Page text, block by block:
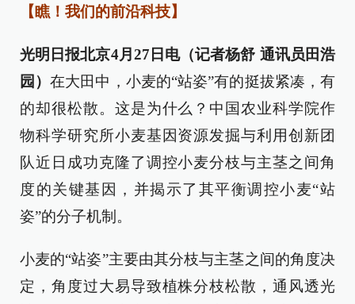
【瞧！我们的前沿科技】
光明日报北京4月27日电（记者杨舒 通讯员田浩
园）在大田中，小麦的“站姿”有的挺拔紧凑，有
的却很松散。这是为什么？中国农业科学院作
物科学研究所小麦基因资源发掘与利用创新团
队近日成功克隆了调控小麦分枝与主茎之间角
度的关键基因，并揭示了其平衡调控小麦“站
姿”的分子机制。
小麦的“站姿”主要由其分枝与主茎之间的角度决
定，角度过大易导致植株分枝松散，通风透光